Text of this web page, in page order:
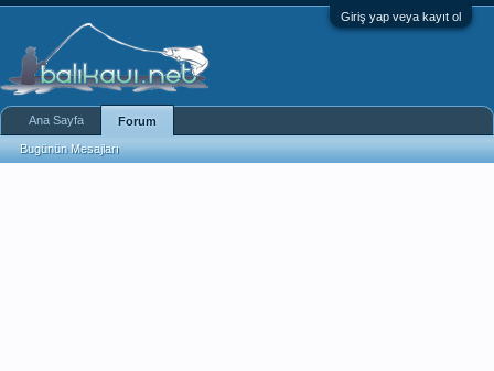
Giriş yap veya kayıt ol
Ana Sayfa Forum
Bugünün Mesajları